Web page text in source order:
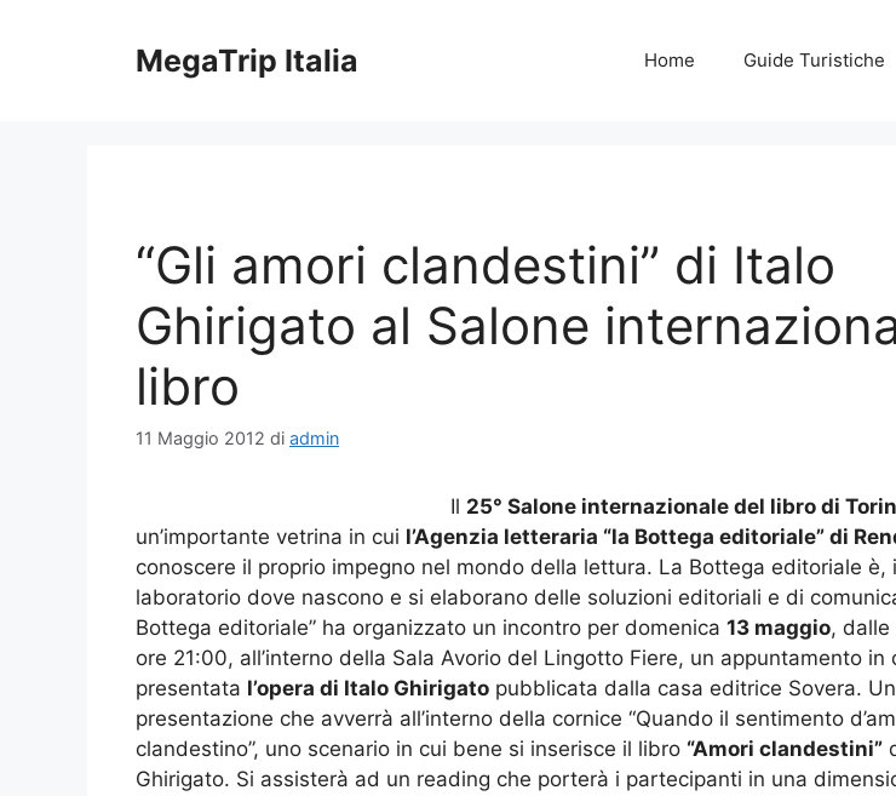
MegaTrip Italia Home Guide Turistiche
“Gli amori clandestini” di Italo
Ghirigato al Salone
libro
11 Maggio 2012 di admin
Il 25° Salone internazionale del libro di
un’importante vetrina in cui l’Agenzia letteraria “la Bottega editoriale” di
conoscere il proprio impegno nel mondo della lettura. La Bottega editoriale è,
laboratorio dove nascono e si elaborano delle soluzioni editoriali e di
Bottega editoriale” ha organizzato un incontro per domenica 13 maggio, dalle
ore 21:00, all’interno della Sala Avorio del Lingotto Fiere, un appuntamento in
presentata l’opera di Italo Ghirigato pubblicata dalla casa editrice Sovera.
presentazione che avverrà all’interno della cornice “Quando il sentimento
clandestino”, uno scenario in cui bene si inserisce il libro “Amori clandestini”
Ghirigato. Si assisterà ad un reading che porterà i partecipanti in una